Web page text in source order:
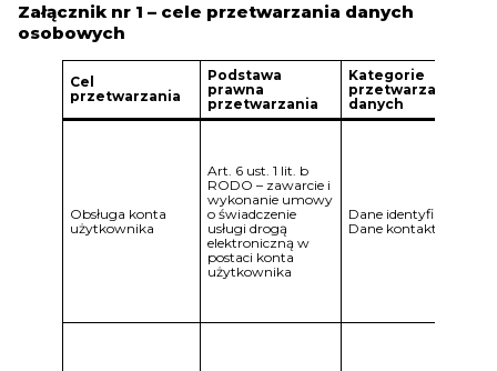
Załącznik nr 1 – cele przetwarzania danych
osobowych
Cel
przetwarzania
Podstawa
prawna
przetwarzania
Kategorie
przetwarzanych
danych
Obsługa konta
użytkownika
Art. 6 ust. 1 lit. b
RODO – zawarcie i
wykonanie umowy
o świadczenie
usługi drogą
elektroniczną w
postaci konta
użytkownika
Dane identyfikacyjne.
Dane kontaktowe.